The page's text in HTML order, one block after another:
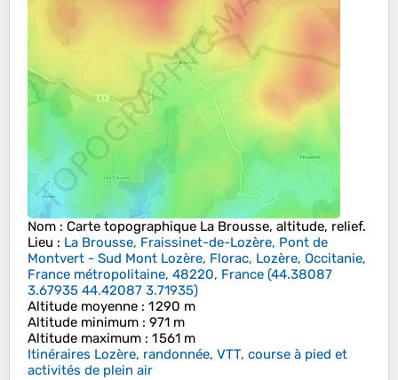
Nom : Carte topographique La Brousse, altitude, relief.
Lieu : La Brousse, Fraissinet-de-Lozère, Pont de
Montvert - Sud Mont Lozère, Florac, Lozère, Occitanie,
France métropolitaine, 48220, France (44.38087
3.67935 44.42087 3.71935)
Altitude moyenne : 1 290 m
Altitude minimum : 971 m
Altitude maximum : 1 561 m
Itinéraires Lozère, randonnée, VTT, course à pied et
activités de plein air